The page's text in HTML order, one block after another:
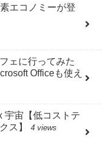
エコノミーが登
ェに行ってみた
Officeも使え
宇宙【低コストテ
ス】
4 views